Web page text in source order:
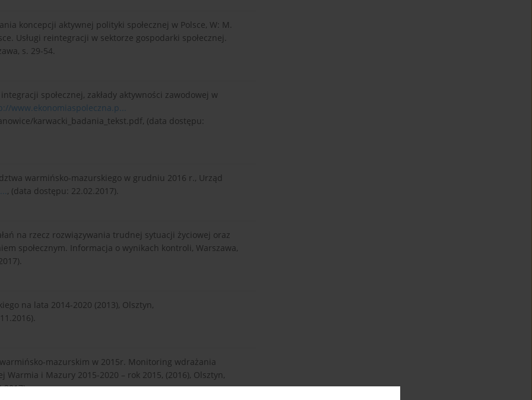
koncepcji aktywnej polityki społecznej w Polsce, W: M.
Usługi reintegracji w sektorze gospodarki społecznej.
s. 29-54.
społecznej, zakłady aktywności zawodowej w
www.ekonomiaspoleczna.p...
karwacki_badania_tekst.pdf, (data dostępu:
warmińsko-mazurskiego w grudniu 2016 r., Urząd
, (data dostępu: 22.02.2017).
na rzecz rozwiązywania trudnej sytuacji życiowej oraz
społecznym. Informacja o wynikach kontroli, Warszawa,
na lata 2014-2020 (2013), Olsztyn,
mazurskim w 2015r. Monitoring wdrażania
i Mazury 2015-2020 – rok 2015, (2016), Olsztyn,